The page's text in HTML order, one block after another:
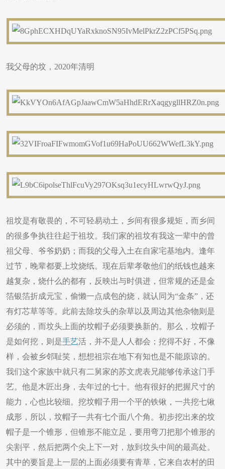
我父母的坟，2020年清明
祖坟是有敬畏的，不可轻易动土，乡间有很多规矩，而乡间
的很多争执往往起于祖坟。我们家的祖坟有我这一辈中的曾
祖父母、爷爷奶奶；而我的父母入土在自家宅基地内。逢年
过节，晚辈都要上坟烧纸。现在后辈孝敬他们的纸钱也越来
越复杂，烧什么的都有，反映出与时俱进，但常规的还是金
箔银箔折成元宝，偷懒一点成包的烧，就认同为“金条”，还
有灯芯草等等。此前去除坟头的杂草以及周边其他杂物则是
必须的，而坟头上面的坟帽子必须要换新的。那么，坟帽子
是如何挖，则是手艺活，并不是人人都会；挖得不好，不像
样，会被乡邻耻笑，想想祖宗在地下有知也是不能原谅的。
我们这个家族中就只有二舅家的苏文虎表兄能够传承这门手
艺。他是木匠出身，去年过的七十。他有很好的把握尺寸的
能力，心也比较细。挖坟帽子用一个平的铁锹，一共挖七锹
成形，所以，坟帽子一共有七个面八个角。初步挖出来的坟
帽子是一个锥形，但锥形不能立足，要用弯刀把那个锥形的
尖割平，然后把两个尖上下一对，放到坟头中间的最高处。
其中的要旨是上一层的上面必须要有青草，它来自农村的田